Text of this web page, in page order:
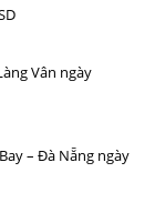
Vân ngày
– Đà Nẵng ngày